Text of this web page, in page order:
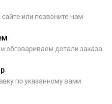
или позвоните нам
обговариваем детали заказа
по указанному вами